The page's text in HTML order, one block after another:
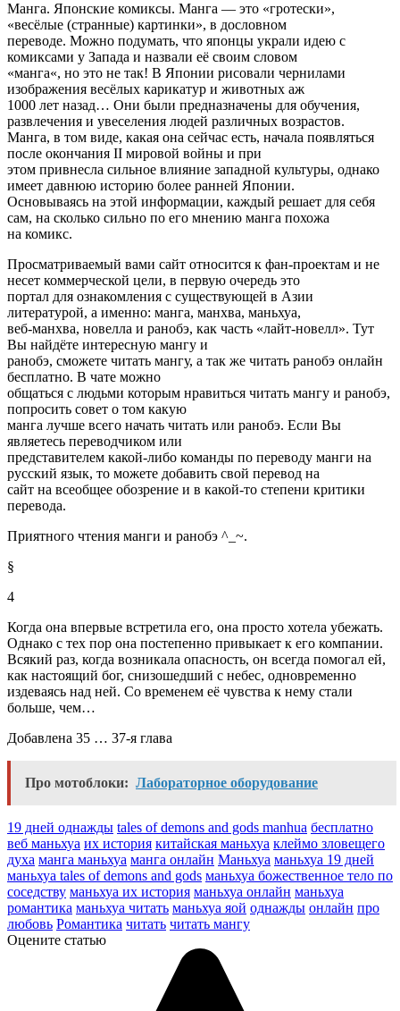
Манга. Японские комиксы. Манга — это «гротески»,
«весёлые (странные) картинки», в дословном
переводе. Можно подумать, что японцы украли идею с
комиксами у Запада и назвали её своим словом
«манга«, но это не так! В Японии рисовали чернилами
изображения весёлых карикатур и животных аж
1000 лет назад… Они были предназначены для обучения,
развлечения и увеселения людей различных возрастов.
Манга, в том виде, какая она сейчас есть, начала появляться
после окончания II мировой войны и при
этом привнесла сильное влияние западной культуры, однако
имеет давнюю историю более ранней Японии.
Основываясь на этой информации, каждый решает для себя
сам, на сколько сильно по его мнению манга похожа
на комикс.
Просматриваемый вами сайт относится к фан-проектам и не
несет коммерческой цели, в первую очередь это
портал для ознакомления с существующей в Азии
литературой, а именно: манга, манхва, маньхуа,
веб-манхва, новелла и ранобэ, как часть «лайт-новелл». Тут
Вы найдёте интересную мангу и
ранобэ, сможете читать мангу, а так же читать ранобэ онлайн
бесплатно. В чате можно
общаться с людьми которым нравиться читать мангу и ранобэ,
попросить совет о том какую
манга лучше всего начать читать или ранобэ. Если Вы
являетесь переводчиком или
представителем какой-либо команды по переводу манги на
русский язык, то можете добавить свой перевод на
сайт на всеобщее обозрение и в какой-то степени критики
перевода.
Приятного чтения манги и ранобэ ^_~.
§
4
Когда она впервые встретила его, она просто хотела убежать.
Однако с тех пор она постепенно привыкает к его компании.
Всякий раз, когда возникала опасность, он всегда помогал ей,
как настоящий бог, снизошедший с небес, одновременно
издеваясь над ней. Со временем её чувства к нему стали
больше, чем…
Добавлена 35 … 37-я глава
Про мотоблоки: Лабораторное оборудование
19 дней однажды tales of demons and gods manhua бесплатно
веб маньхуа их история китайская маньхуа клеймо зловещего
духа манга маньхуа манга онлайн Маньхуа маньхуа 19 дней
маньхуа tales of demons and gods маньхуа божественное тело по
соседству маньхуа их история маньхуа онлайн маньхуа
романтика маньхуа читать маньхуа яой однажды онлайн про
любовь Романтика читать читать мангу
Оцените статью